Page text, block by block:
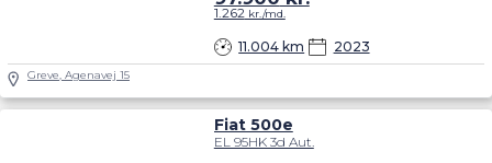
11.004 km 2023
1.262kr./md.
Greve, Agenavej 15
Fiat 500e
EL 95HK 3d Aut.